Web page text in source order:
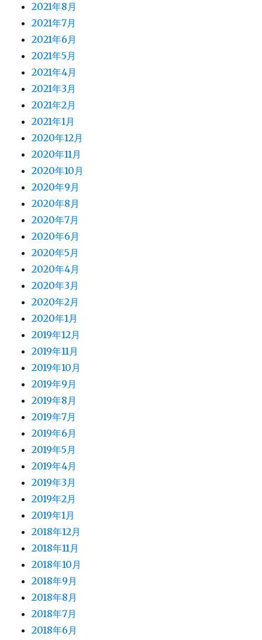
2021年8月
2021年7月
2021年6月
2021年5月
2021年4月
2021年3月
2021年2月
2021年1月
2020年12月
2020年11月
2020年10月
2020年9月
2020年8月
2020年7月
2020年6月
2020年5月
2020年4月
2020年3月
2020年2月
2020年1月
2019年12月
2019年11月
2019年10月
2019年9月
2019年8月
2019年7月
2019年6月
2019年5月
2019年4月
2019年3月
2019年2月
2019年1月
2018年12月
2018年11月
2018年10月
2018年9月
2018年8月
2018年7月
2018年6月